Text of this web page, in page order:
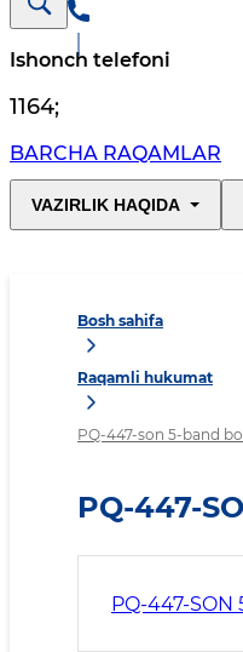
Ishonch telefoni
1164;
BARCHA RAQAMLAR
VAZIRLIK HAQIDA
Bosh sahifa
Raqamli hukumat
PQ-447-son 5-band
PQ-447-
PQ-447-SON